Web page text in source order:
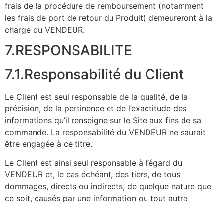
frais de la procédure de remboursement (notamment
les frais de port de retour du Produit) demeureront à la
charge du VENDEUR.
7.RESPONSABILITE
7.1.Responsabilité du Client
Le Client est seul responsable de la qualité, de la
précision, de la pertinence et de l’exactitude des
informations qu’il renseigne sur le Site aux fins de sa
commande. La responsabilité du VENDEUR ne saurait
être engagée à ce titre.
Le Client est ainsi seul responsable à l’égard du
VENDEUR et, le cas échéant, des tiers, de tous
dommages, directs ou indirects, de quelque nature que
ce soit, causés par une information ou tout autre